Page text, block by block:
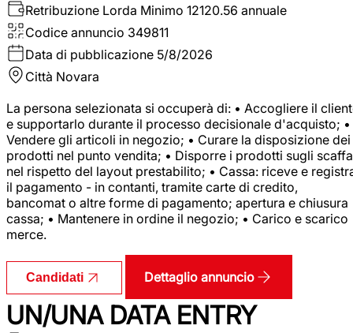
Retribuzione Lorda Minimo 12120.56 annuale
Codice annuncio 349811
Data di pubblicazione 5/8/2026
Città Novara
La persona selezionata si occuperà di: • Accogliere il
e supportarlo durante il processo decisionale d'acquisto; •
Vendere gli articoli in negozio; • Curare la disposizione dei
prodotti nel punto vendita; • Disporre i prodotti sugli
nel rispetto del layout prestabilito; • Cassa: riceve e
il pagamento - in contanti, tramite carte di credito,
bancomat o altre forme di pagamento; apertura e chiusura
cassa; • Mantenere in ordine il negozio; • Carico e scarico
merce.
Candidati Dettaglio annuncio
UN/UNA DATA ENTRY